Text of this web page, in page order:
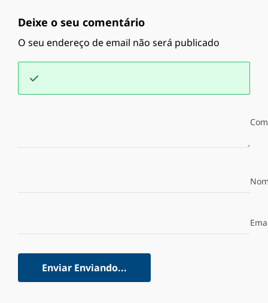
Deixe o seu comentário
O seu endereço de email não será publicado
Enviar Enviando...